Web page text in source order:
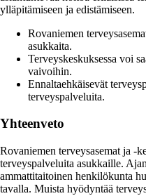
ylläpitämiseen ja edistämiseen.
Rovaniemen
asukkaita.
Terveyskeskuksessa voi
vaivoihin.
Ennaltaehkäisevät
terveyspalveluita.
Yhteenveto
Rovaniemen terveysasemat ja -
terveyspalveluita asukkaille.
ammattitaitoinen henkilökunta
tavalla. Muista hyödyntää